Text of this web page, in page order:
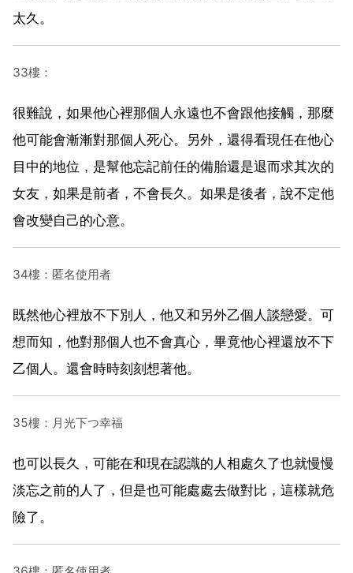
太久。
33樓：
很難說，如果他心裡那個人永遠也不會跟他接觸，那麼
他可能會漸漸對那個人死心。另外，還得看現任在他心
目中的地位，是幫他忘記前任的備胎還是退而求其次的
女友，如果是前者，不會長久。如果是後者，說不定他
會改變自己的心意。
34樓：匿名使用者
既然他心裡放不下別人，他又和另外乙個人談戀愛。可
想而知，他對那個人也不會真心，畢竟他心裡還放不下
乙個人。還會時時刻刻想著他。
35樓：月光下つ幸福
也可以長久，可能在和現在認識的人相處久了也就慢慢
淡忘之前的人了，但是也可能處處去做對比，這樣就危
險了。